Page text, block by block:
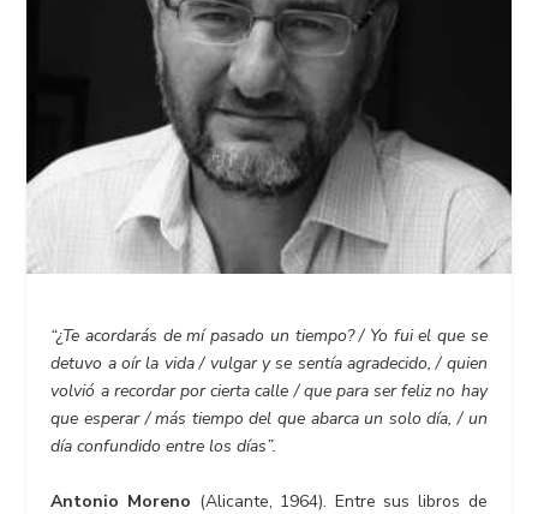
“¿Te acordarás de mí pasado un tiempo? / Yo fui el que se
detuvo a oír la vida / vulgar y se sentía agradecido, / quien
volvió a recordar por cierta calle / que para ser feliz no hay
que esperar / más tiempo del que abarca un solo día, / un
día confundido entre los días”.
Antonio Moreno (Alicante, 1964). Entre sus libros de